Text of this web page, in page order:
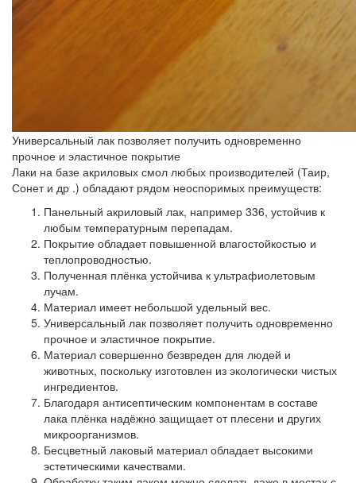
Универсальный лак позволяет получить одновременно
прочное и эластичное покрытие
Лаки на базе акриловых смол любых производителей (Таир,
Сонет и др .) обладают рядом неоспоримых преимуществ:
Панельный акриловый лак, например 336, устойчив к
любым температурным перепадам.
Покрытие обладает повышенной влагостойкостью и
теплопроводностью.
Полученная плёнка устойчива к ультрафиолетовым
лучам.
Материал имеет небольшой удельный вес.
Универсальный лак позволяет получить одновременно
прочное и эластичное покрытие.
Материал совершенно безвреден для людей и
животных, поскольку изготовлен из экологически чистых
ингредиентов.
Благодаря антисептическим компонентам в составе
лака плёнка надёжно защищает от плесени и других
микроорганизмов.
Бесцветный лаковый материал обладает высокими
эстетическими качествами.